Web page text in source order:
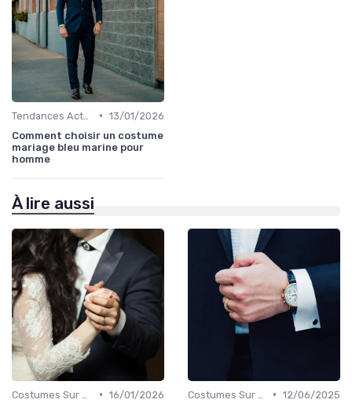
• 13/01/2026
Comment choisir un costume
mariage bleu marine pour
homme
À lire aussi
• 16/01/2026
• 12/06/2025